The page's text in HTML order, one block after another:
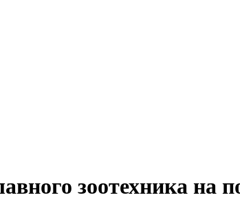
зоотехника на